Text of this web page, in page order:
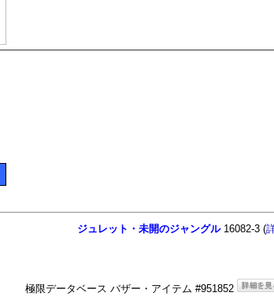
ジュレット・未開のジャングル16082-3 (
極限データベース バザー・アイテム #951852